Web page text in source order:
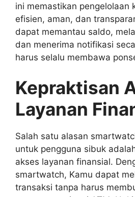
ini memastikan pengelolaan
efisien, aman, dan
dapat memantau saldo,
dan menerima notifikasi
harus selalu membawa
Kepraktisan
Layanan
Salah satu alasan
untuk pengguna sibuk
akses layanan finansial.
smartwatch, Kamu dapat
transaksi tanpa harus